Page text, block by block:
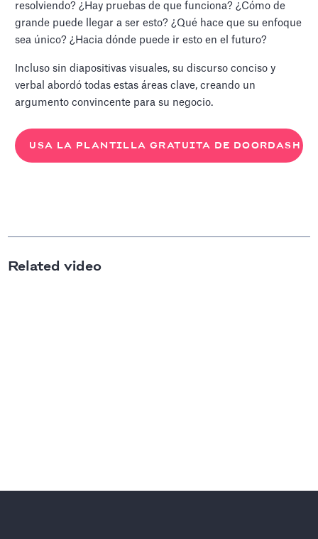
resolviendo? ¿Hay pruebas de que funciona? ¿Cómo de
grande puede llegar a ser esto? ¿Qué hace que su enfoque
sea único? ¿Hacia dónde puede ir esto en el futuro?
Incluso sin diapositivas visuales, su discurso conciso y
verbal abordó todas estas áreas clave, creando un
argumento convincente para su negocio.
USA LA PLANTILLA GRATUITA DE DOORDASH
Related video